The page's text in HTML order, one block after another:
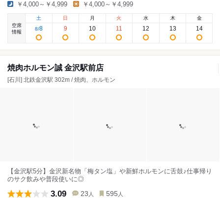
￥4,000～￥4,999 ￥4,000～￥4,999
空席
情報
土
8/8
日
9
月
10
火
11
水
12
木
13
金
14
焼肉ホルモン誠 金沢駅前店
[石川] 北鉄金沢駅 302m / 焼肉、ホルモン
【金沢駅5分】金沢新名物「梅タン塩」や新鮮ホルモンに舌鼓♪仕事帰り
のサク飲みや普段使いに◎
3.09 23 人 595 人